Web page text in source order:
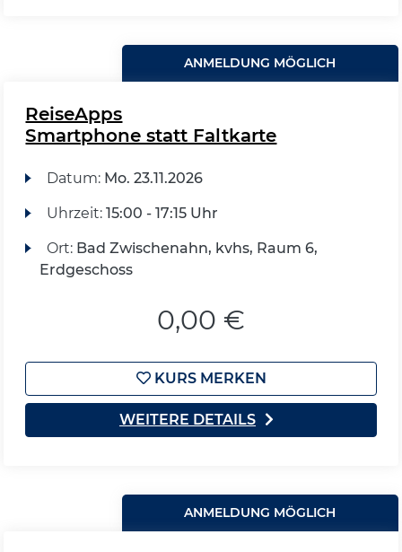
ANMELDUNG MÖGLICH
ReiseApps
Smartphone statt Faltkarte
Datum: Mo. 23.11.2026
Uhrzeit: 15:00 - 17:15 Uhr
Ort: Bad Zwischenahn, kvhs, Raum 6,
Erdgeschoss
0,00 €
KURS MERKEN
WEITERE DETAILS
ANMELDUNG MÖGLICH